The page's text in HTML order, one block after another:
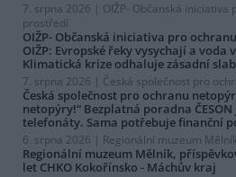
7. srpna 2026 | OIŽP- Občanská iniciativa
prostředí
OIŽP- Občanská iniciativa pro
OIŽP: Evropské řeky vysychají a voda
Klimatická krize odhaluje zásadní
7. srpna 2026 | Česká společnost pro
Česká společnost pro ochranu
netopýry!“ Bezplatná poradna
telefonáty. Sama potřebuje finanční
6. srpna 2026 | Regionální muzeum
Regionální muzeum Mělník,
let CHKO Kokořínsko - Máchův kraj